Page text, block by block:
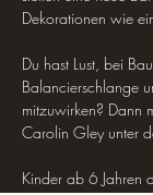
Dekorationen wie
Du hast Lust, bei
Balancierschlange
mitzuwirken? Dann
Carolin Gley
Kinder ab 6 Jahren